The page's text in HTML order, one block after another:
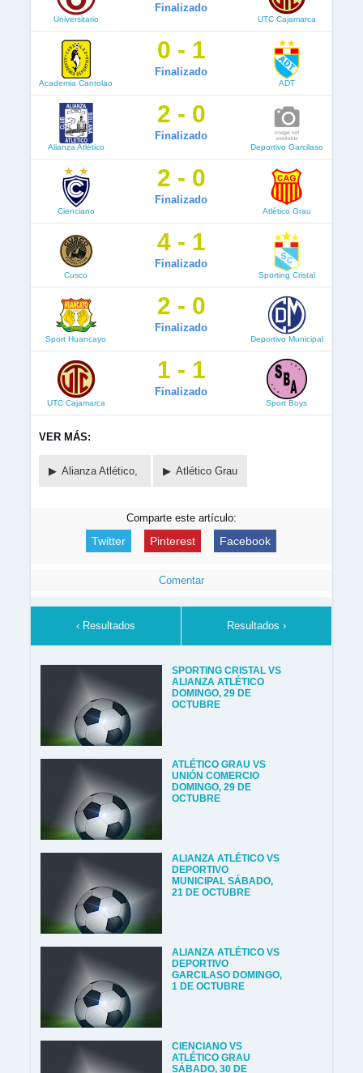
Universitario
Finalizado
UTC Cajamarca
Academia Cantolao
0 - 1
Finalizado
ADT
Alianza Atlético
2 - 0
Finalizado
Deportivo Garcilaso
Cienciano
2 - 0
Finalizado
Atlético Grau
Cusco
4 - 1
Finalizado
Sporting Cristal
Sport Huancayo
2 - 0
Finalizado
Deportivo Municipal
UTC Cajamarca
1 - 1
Finalizado
Sport Boys
VER MÁS:
Alianza Atlético, Atlético Grau
Comparte este artículo:
Twitter Pinterest Facebook
Comentar
‹ Resultados Resultados ›
SPORTING CRISTAL VS
ALIANZA ATLÉTICO
DOMINGO, 29 DE
OCTUBRE
ATLÉTICO GRAU VS
UNIÓN COMERCIO
DOMINGO, 29 DE
OCTUBRE
ALIANZA ATLÉTICO VS
DEPORTIVO
MUNICIPAL SÁBADO,
21 DE OCTUBRE
ALIANZA ATLÉTICO VS
DEPORTIVO
GARCILASO DOMINGO,
1 DE OCTUBRE
CIENCIANO VS
ATLÉTICO GRAU
SÁBADO, 30 DE